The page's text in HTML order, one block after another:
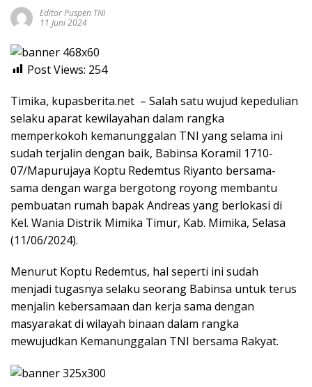
Editor Puspen TNI
11 Juni 2024
Post Views: 254
Timika, kupasberita.net – Salah satu wujud kepedulian
selaku aparat kewilayahan dalam rangka
memperkokoh kemanunggalan TNI yang selama ini
sudah terjalin dengan baik, Babinsa Koramil 1710-
07/Mapurujaya Koptu Redemtus Riyanto bersama-
sama dengan warga bergotong royong membantu
pembuatan rumah bapak Andreas yang berlokasi di
Kel. Wania Distrik Mimika Timur, Kab. Mimika, Selasa
(11/06/2024).
Menurut Koptu Redemtus, hal seperti ini sudah
menjadi tugasnya selaku seorang Babinsa untuk terus
menjalin kebersamaan dan kerja sama dengan
masyarakat di wilayah binaan dalam rangka
mewujudkan Kemanunggalan TNI bersama Rakyat.